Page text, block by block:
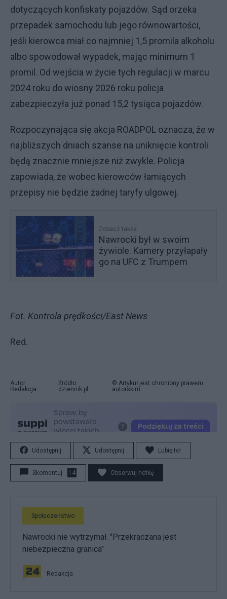
dotyczących konfiskaty pojazdów. Sąd orzeka
przepadek samochodu lub jego równowartości,
jeśli kierowca miał co najmniej 1,5 promila alkoholu
albo spowodował wypadek, mając minimum 1
promil. Od wejścia w życie tych regulacji w marcu
2024 roku do wiosny 2026 roku policja
zabezpieczyła już ponad 15,2 tysiąca pojazdów.
Rozpoczynająca się akcja ROADPOL oznacza, że w
najbliższych dniach szanse na uniknięcie kontroli
będą znacznie mniejsze niż zwykle. Policja
zapowiada, że wobec kierowców łamiących
przepisy nie będzie żadnej taryfy ulgowej.
Zobacz także
Nawrocki był w swoim
żywiole. Kamery przyłapały
go na UFC z Trumpem
Fot. Kontrola prędkości/East News
Red.
Autor:
Redakcja
Źródło:
dziennik.pl
© Artykuł jest chroniony prawem
autorskim.
Udostępnij Udostępnij Lubię to!
Skomentuj 14 Obserwuj notkę
Społeczeństwo
Nawrocki nie wytrzymał. "Przekraczana jest
niebezpieczna granica"
Redakcja